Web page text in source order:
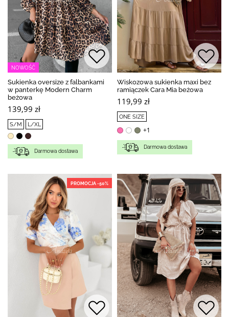
NOWOŚĆ
Sukienka oversize z falbankami
w panterkę Modern Charm
beżowa
139,99 zł
S/M L/XL
Darmowa dostawa
Wiskozowa sukienka maxi bez
ramiączek Cara Mia beżowa
119,99 zł
ONE SIZE
+1
Darmowa dostawa
PROMOCJA -50%